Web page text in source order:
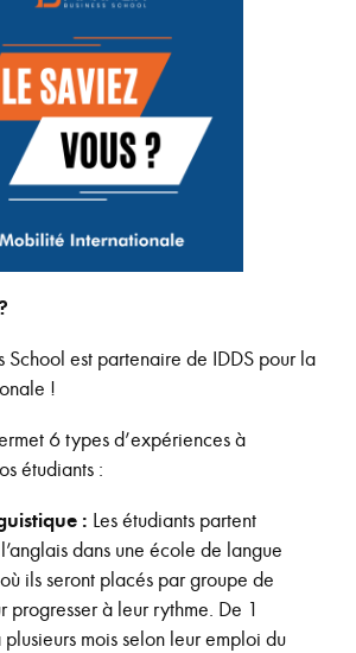
School est partenaire de IDDS pour la
!
6 types d’expériences à
étudiants :
: Les étudiants partent
dans une école de langue
ils seront placés par groupe de
progresser à leur rythme. De 1
plusieurs mois selon leur emploi du